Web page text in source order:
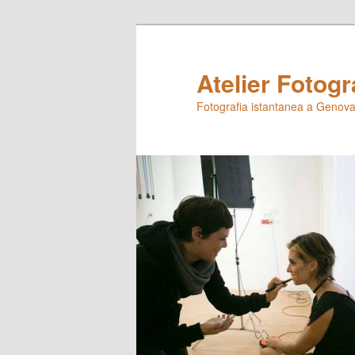
Atelier
Fotografia istantanea a